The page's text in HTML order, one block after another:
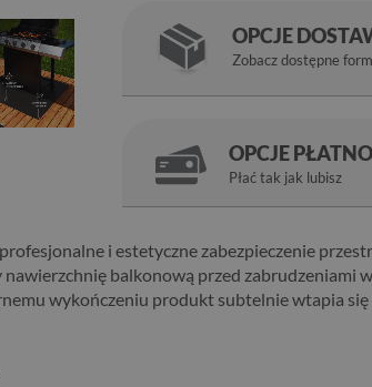
i estetyczne zabezpieczenie
balkonową przed zabrudzeniami
wykończeniu produkt subtelnie wtapia
OPCJE
Zobacz dostępne
OPCJE
Płać tak jak lubisz